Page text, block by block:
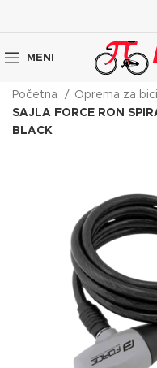
MENI
Početna Oprema za
SAJLA FORCE RON
BLACK